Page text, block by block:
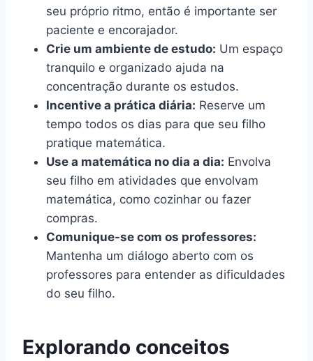
seu próprio ritmo, então é importante ser
paciente e encorajador.
Crie um ambiente de estudo: Um espaço
tranquilo e organizado ajuda na
concentração durante os estudos.
Incentive a prática diária: Reserve um
tempo todos os dias para que seu filho
pratique matemática.
Use a matemática no dia a dia: Envolva
seu filho em atividades que envolvam
matemática, como cozinhar ou fazer
compras.
Comunique-se com os professores:
Mantenha um diálogo aberto com os
professores para entender as dificuldades
do seu filho.
Explorando conceitos